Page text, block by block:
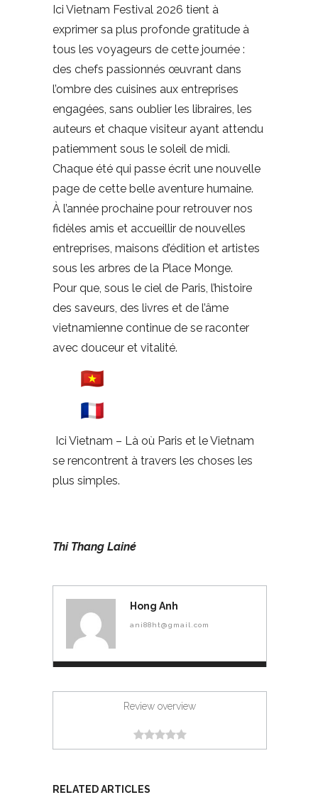
Ici Vietnam Festival 2026 tient à
exprimer sa plus profonde gratitude à
tous les voyageurs de cette journée :
des chefs passionnés œuvrant dans
l’ombre des cuisines aux entreprises
engagées, sans oublier les libraires, les
auteurs et chaque visiteur ayant attendu
patiemment sous le soleil de midi.
Chaque été qui passe écrit une nouvelle
page de cette belle aventure humaine.
À l’année prochaine pour retrouver nos
fidèles amis et accueillir de nouvelles
entreprises, maisons d’édition et artistes
sous les arbres de la Place Monge.
Pour que, sous le ciel de Paris, l’histoire
des saveurs, des livres et de l’âme
vietnamienne continue de se raconter
avec douceur et vitalité.
Ici Vietnam – Là où Paris et le Vietnam
se rencontrent à travers les choses les
plus simples.
Thi Thang Lainé
Hong Anh
ani88ht@gmail.com
Review overview
RELATED ARTICLES